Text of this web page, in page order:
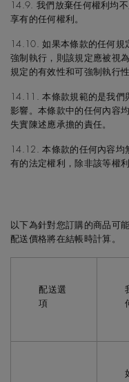
14.9. 我們放棄任何權利均
享有的任何權利。
14.10. 如果本條款的任何規
強制執行，則該規定應被視
規定的有效性和可強制執行性
14.11. 本條款規範的是我們
影響。本條款中的任何內容
失實陳述應承擔的責任。
14.12. 本條款的任何內容均
有的法定權利，除非該等權
以下為針對您訂購的商品可
配送價格將在結帳時計算。
配送選
項